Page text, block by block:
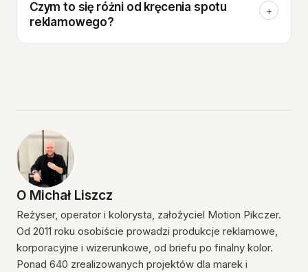
Czym to się różni od kręcenia spotu
reklamowego?
+
O Michał Liszcz
Reżyser, operator i kolorysta, założyciel Motion Pikczer.
Od 2011 roku osobiście prowadzi produkcje reklamowe,
korporacyjne i wizerunkowe, od briefu po finalny kolor.
Ponad 640 zrealizowanych projektów dla marek i